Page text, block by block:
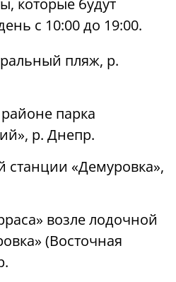
которые будут
с 10:00 до 19:00.
пляж, р.
парка
р. Днепр.
станции «Демуровка»,
возле лодочной
(Восточная